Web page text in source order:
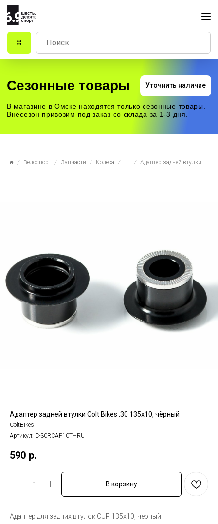
Сезонные товары
В магазине в Омске находятся только сезонные товары.
Внесезон привозим под заказ со склада за 1-3 дня.
Велоспорт Запчасти Колеса ... Адаптер задней втулки Colt Bikes .30 135x10, чёрный
Адаптер задней втулки Colt Bikes .30 135x10, чёрный
ColtBikes
Артикул: C-30RCAP10THRU
590 р.
В корзину
Адаптер для задних втулок CUP 135x10, черный